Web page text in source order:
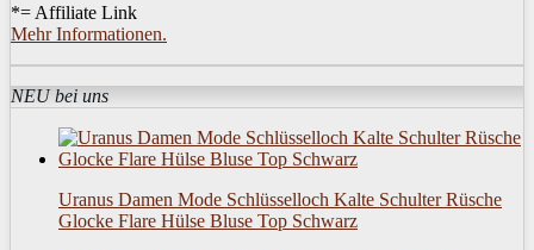
*= Affiliate Link
Mehr Informationen.
NEU bei uns
Uranus Damen Mode Schlüsselloch Kalte Schulter Rüsche
Glocke Flare Hülse Bluse Top Schwarz